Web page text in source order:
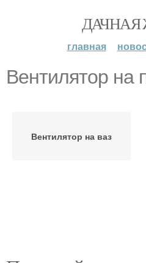
ДАЧНАЯ
главная
Вентилятор на
Вентилятор на ваз